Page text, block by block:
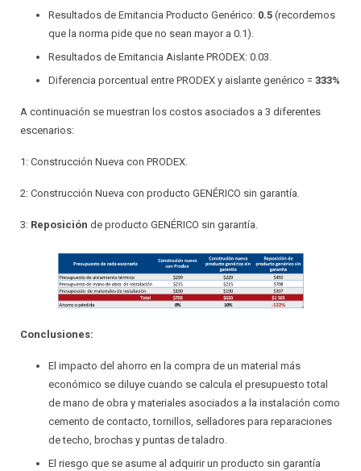
Resultados de Emitancia Producto Genérico: 0.5 (recordemos
que la norma pide que no sean mayor a 0.1).
Resultados de Emitancia Aislante PRODEX: 0.03.
Diferencia porcentual entre PRODEX y aislante genérico = 333%
A continuación se muestran los costos asociados a 3 diferentes
escenarios:
1: Construcción Nueva con PRODEX.
2: Construcción Nueva con producto GENÉRICO sin garantía.
3: Reposición de producto GENÉRICO sin garantía.
Conclusiones:
El impacto del ahorro en la compra de un material más
económico se diluye cuando se calcula el presupuesto total
de mano de obra y materiales asociados a la instalación como
cemento de contacto, tornillos, selladores para reparaciones
de techo, brochas y puntas de taladro.
El riesgo que se asume al adquirir un producto sin garantía